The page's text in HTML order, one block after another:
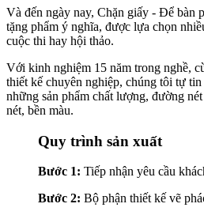
Và đến ngày nay, Chặn giấy - Để bàn
tặng phẩm ý nghĩa, được lựa chọn
cuộc thi hay hội thảo.
Với kinh nghiệm 15 năm trong nghề,
thiết kế chuyên nghiệp, chúng tôi tự
những sản phẩm chất lượng, đường
nét, bền màu.
Quy trình sản xuất
Bước 1: Tiếp nhận yêu cầu
Bước 2: Bộ phận thiết kế vẽ